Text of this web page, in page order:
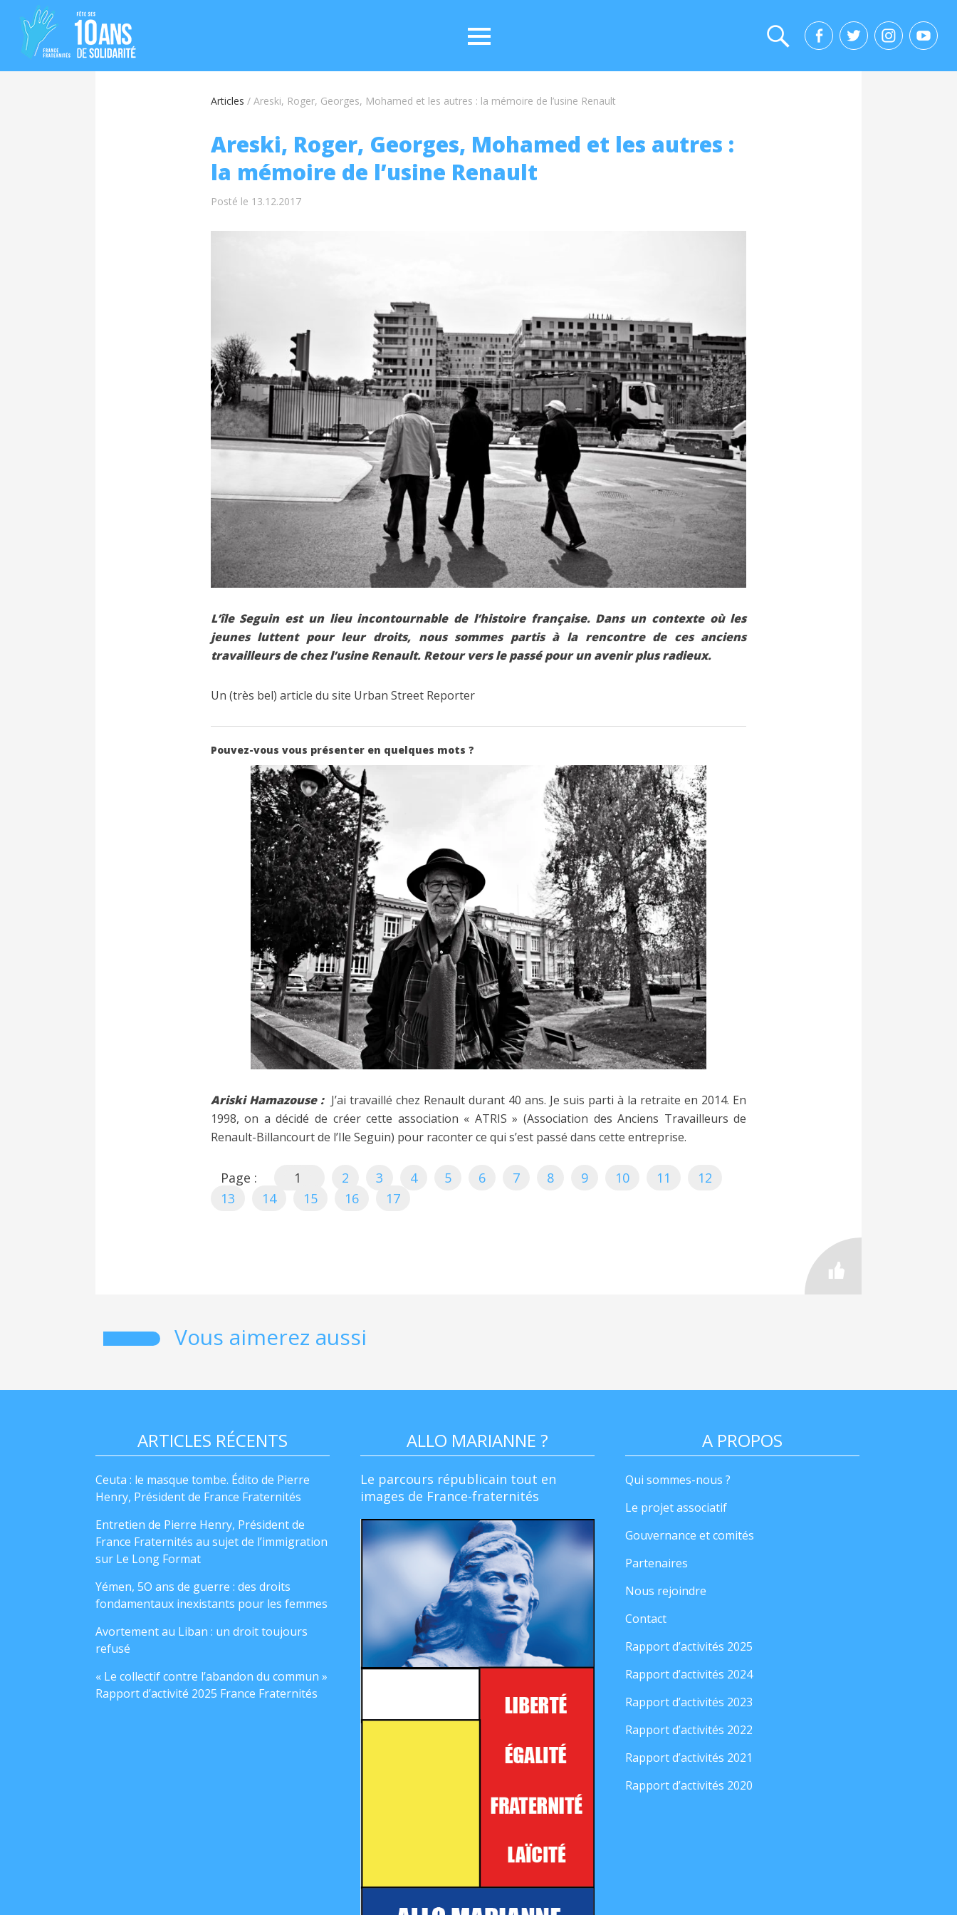
Articles / Areski, Roger, Georges, Mohamed et les autres : la mémoire de l’usine Renault
Areski, Roger, Georges, Mohamed et les autres :
la mémoire de l’usine Renault
Posté le 13.12.2017
L’île Seguin est un lieu incontournable de l’histoire française. Dans un contexte où les
jeunes luttent pour leur droits, nous sommes partis à la rencontre de ces anciens
travailleurs de chez l’usine Renault. Retour vers le passé pour un avenir plus radieux.
Un (très bel) article du site Urban Street Reporter
Pouvez-vous vous présenter en quelques mots ?
Ariski Hamazouse :J’ai travaillé chez Renault durant 40 ans. Je suis parti à la retraite en 2014. En
1998, on a décidé de créer cette association « ATRIS » (Association des Anciens Travailleurs de
Renault-Billancourt de l’Ile Seguin) pour raconter ce qui s’est passé dans cette entreprise.
Page : 1 2 3 4 5 6 7 8 9 10 11
12
13
14 15 16 17
Vous aimerez aussi
ARTICLES RÉCENTS
Ceuta : le masque tombe. Édito de Pierre
Henry, Président de France Fraternités
Entretien de Pierre Henry, Président de
France Fraternités au sujet de l’immigration
sur Le Long Format
Yémen, 5O ans de guerre : des droits
fondamentaux inexistants pour les femmes
Avortement au Liban : un droit toujours
refusé
« Le collectif contre l’abandon du commun »
Rapport d’activité 2025 France Fraternités
ALLO MARIANNE ?
Le parcours républicain tout en
images de France-fraternités
A PROPOS
Qui sommes-nous ?
Le projet associatif
Gouvernance et comités
Partenaires
Nous rejoindre
Contact
Rapport d’activités 2025
Rapport d’activités 2024
Rapport d’activités 2023
Rapport d’activités 2022
Rapport d’activités 2021
Rapport d’activités 2020